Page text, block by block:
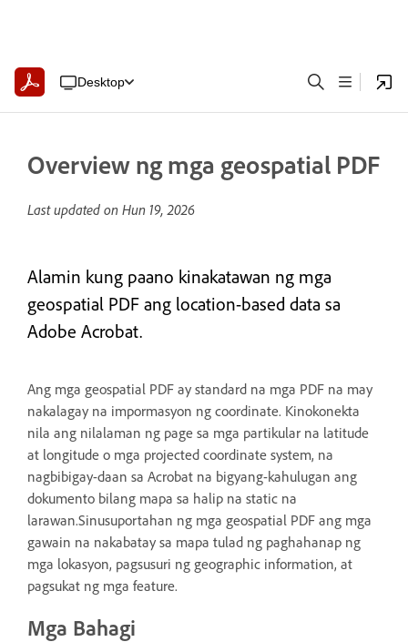
Desktop
Overview ng mga geospatial PDF
Last updated on Hun 19, 2026
Alamin kung paano kinakatawan ng mga
geospatial PDF ang location-based data sa
Adobe Acrobat.
Ang mga geospatial PDF ay standard na mga PDF na may
nakalagay na impormasyon ng coordinate. Kinokonekta
nila ang nilalaman ng page sa mga partikular na latitude
at longitude o mga projected coordinate system, na
nagbibigay-daan sa Acrobat na bigyang-kahulugan ang
dokumento bilang mapa sa halip na static na
larawan.Sinusuportahan ng mga geospatial PDF ang mga
gawain na nakabatay sa mapa tulad ng paghahanap ng
mga lokasyon, pagsusuri ng geographic information, at
pagsukat ng mga feature.
Mga Bahagi